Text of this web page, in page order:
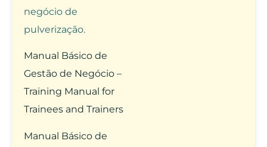
negócio de
pulverização.
Manual Básico de
Gestão de Negócio –
Training Manual for
Trainees and Trainers
Manual Básico de